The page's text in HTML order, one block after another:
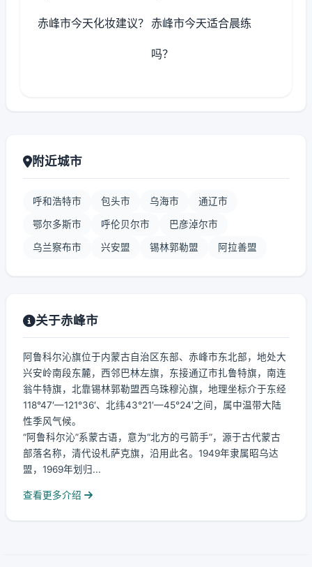
赤峰市今天化妆建议？ 赤峰市今天适合晨练
吗？
附近城市
呼和浩特市 包头市 乌海市 通辽市
鄂尔多斯市 呼伦贝尔市 巴彦淖尔市
乌兰察布市 兴安盟 锡林郭勒盟 阿拉善盟
关于赤峰市
阿鲁科尔沁旗位于内蒙古自治区东部、赤峰市东北部，地处大
兴安岭南段东麓，西邻巴林左旗，东接通辽市扎鲁特旗，南连
翁牛特旗，北靠锡林郭勒盟西乌珠穆沁旗，地理坐标介于东经
118°47′—121°36′、北纬43°21′—45°24′之间，属中温带大陆
性季风气候。
“阿鲁科尔沁”系蒙古语，意为“北方的弓箭手”，源于古代蒙古
部落名称，清代设札萨克旗，沿用此名。1949年隶属昭乌达
盟，1969年划归...
查看更多介绍